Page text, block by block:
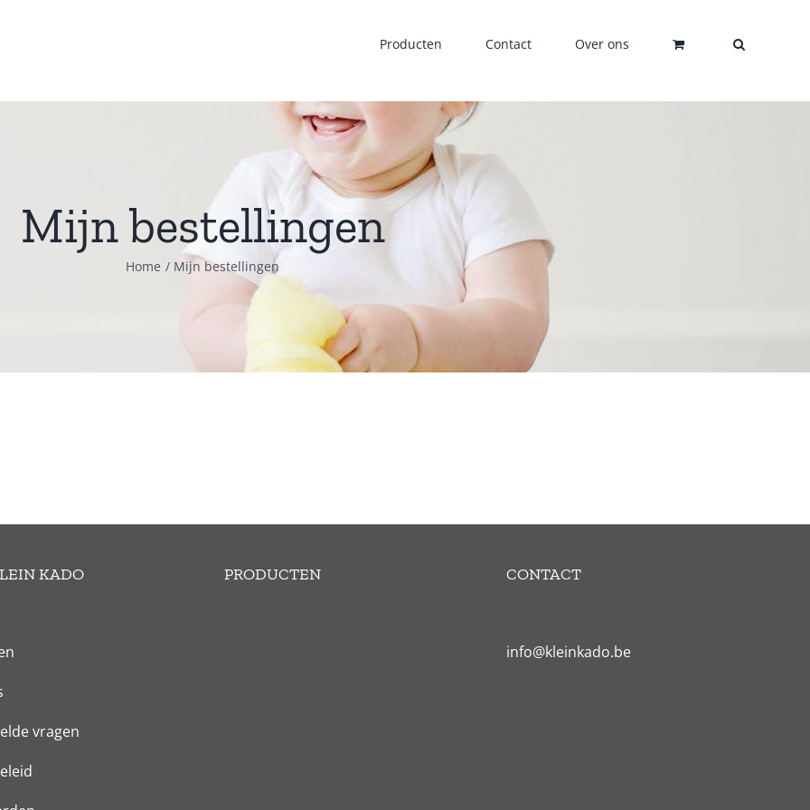
Producten Contact Over ons
Mijn bestellingen
Home Mijn bestellingen
KADO
vragen
PRODUCTEN CONTACT
info@kleinkado.be